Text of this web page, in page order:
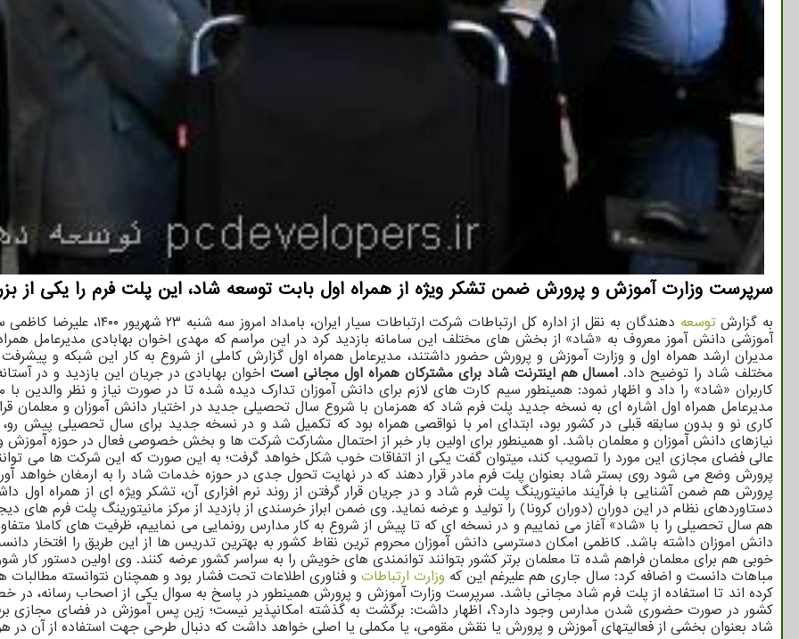
سرپرست وزارت آموزش و پرورش ضمن تشکر ویژه از همراه اول بابت توسعه شاد، این پلت فرم را یکی از
به گزارشتوسعه دهندگان به نقل از اداره کل ارتباطات شرکت ارتباطات سیار ایران، بامداد امروز سه شنبه ۲۳ شهریور ۱۴۰۰، علیرضا کاظمی سرپرست وزارت
آموزشی دانش آموز معروف به «شاد» از بخش های مختلف این سامانه بازدید کرد در این مراسم که مهدی اخوان بهابادی مدیرعامل
مدیران ارشد همراه اول و وزارت آموزش و پرورش حضور داشتند، مدیرعامل همراه اول گزارش کاملی از شروع به کار این شبکه و
مختلف شاد را توضیح داد. امسال هم اینترنت شاد برای مشترکان همراه اول مجانی استاخوان بهابادی در جریان این بازدید و در
کاربران «شاد» را داد و اظهار نمود: همینطور سیم کارت های لازم برای دانش آموزان تدارک دیده شده تا در صورت نیاز و نظر والدین
مدیرعامل همراه اول اشاره ای به نسخه جدید پلت فرم شاد که همزمان با شروع سال تحصیلی جدید در اختیار دانش آموزان و معلمان
کاری نو و بدون سابقه قبلی در کشور بود، ابتدای امر با نواقصی همراه بود که تکمیل شد و در نسخه جدید برای سال تحصیلی پیش
نیازهای دانش آموزان و معلمان باشد. او همینطور برای اولین بار خبر از احتمال مشارکت شرکت ها و بخش خصوصی فعال در حوزه آموزش
عالی فضای مجازی این مورد را تصویب کند، میتوان گفت یکی از اتفاقات خوب شکل خواهد گرفت؛ به این صورت که این شرکت ها می
پرورش وضع می شود روی بستر شاد بعنوان پلت فرم مادر قرار دهند که در نهایت تحول جدی در حوزه خدمات شاد را به ارمغان خواهد
پرورش هم ضمن آشنایی با فرآیند مانیتورینگ پلت فرم شاد و در جریان قرار گرفتن از روند نرم افزاری آن، تشکر ویژه ای از همراه اول
دستاوردهای نظام در این دوران (دوران کرونا) را تولید و عرضه نماید. وی ضمن ابراز خرسندی از بازدید از مرکز مانیتورینگ پلت فرم های
هم سال تحصیلی را با «شاد» آغاز می نماییم و در نسخه ای که تا پیش از شروع به کار مدارس رونمایی می نماییم، ظرفیت های کاملا
دانش اموزان داشته باشد. کاظمی امکان دسترسی دانش آموزان محروم ترین نقاط کشور به بهترین تدریس ها از این طریق را افتخار
خوبی هم برای معلمان فراهم شده تا معلمان برتر کشور بتوانند توانمندی های خویش را به سراسر کشور عرضه کنند. وی اولین دستور
مباهات دانست و اضافه کرد: سال جاری هم علیرغم این که وزارت ارتباطات و فناوری اطلاعات تحت فشار بود و همچنان نتوانسته مطالبات
کرده اند تا استفاده از پلت فرم شاد مجانی باشد. سرپرست وزارت آموزش و پرورش همینطور در پاسخ به سوال یکی از اصحاب
کشور در صورت حضوری شدن مدارس وجود دارد؟، اظهار داشت: برگشت به گذشته امکانپذیر نیست؛ زین پس آموزش در فضای مجازی
شاد بعنوان بخشی از فعالیتهای آموزش و پرورش یا نقش مقومی، یا مکملی یا اصلی خواهد داشت که دنبال طرحی جهت استفاده از آن در